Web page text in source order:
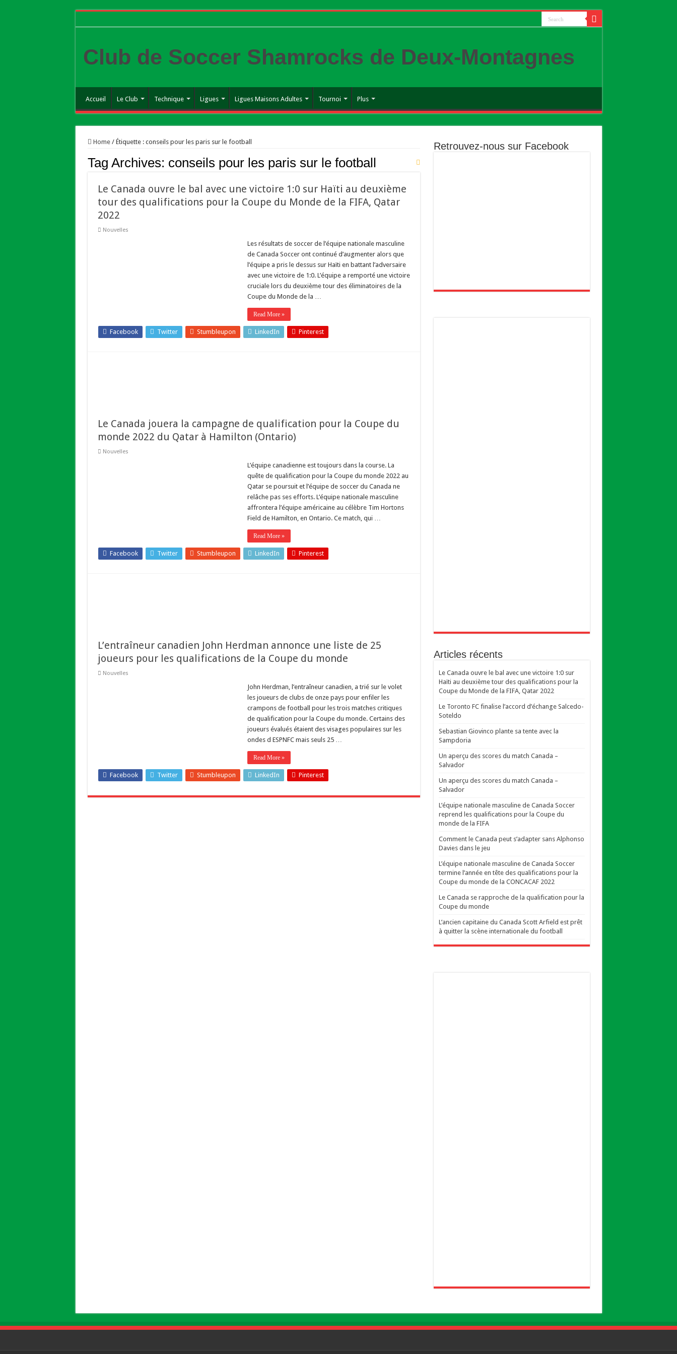
Club de Soccer Shamrocks de Deux-Montagnes
Accueil Le Club Technique Ligues Ligues Maisons Adultes Tournoi Plus
Home / Étiquette : conseils pour les paris sur le football
Tag Archives: conseils pour les paris sur le football
Le Canada ouvre le bal avec une victoire 1:0 sur Haïti au deuxième
tour des qualifications pour la Coupe du Monde de la FIFA, Qatar
2022
Nouvelles
Les résultats de soccer de l’équipe nationale masculine
de Canada Soccer ont continué d’augmenter alors que
l’équipe a pris le dessus sur Haïti en battant l’adversaire
avec une victoire de 1:0. L’équipe a remporté une victoire
cruciale lors du deuxième tour des éliminatoires de la
Coupe du Monde de la …
Read More »
Facebook Twitter Stumbleupon LinkedIn Pinterest
Le Canada jouera la campagne de qualification pour la Coupe du
monde 2022 du Qatar à Hamilton (Ontario)
Nouvelles
L’équipe canadienne est toujours dans la course. La
quête de qualification pour la Coupe du monde 2022 au
Qatar se poursuit et l’équipe de soccer du Canada ne
relâche pas ses efforts. L’équipe nationale masculine
affrontera l’équipe américaine au célèbre Tim Hortons
Field de Hamilton, en Ontario. Ce match, qui …
Read More »
Facebook Twitter Stumbleupon LinkedIn Pinterest
L’entraîneur canadien John Herdman annonce une liste de 25
joueurs pour les qualifications de la Coupe du monde
Nouvelles
John Herdman, l’entraîneur canadien, a trié sur le volet
les joueurs de clubs de onze pays pour enfiler les
crampons de football pour les trois matches critiques
de qualification pour la Coupe du monde. Certains des
joueurs évalués étaient des visages populaires sur les
ondes d ESPNFC mais seuls 25 …
Read More »
Facebook Twitter Stumbleupon LinkedIn Pinterest
Retrouvez-nous sur Facebook
Articles récents
Le Canada ouvre le bal avec une victoire 1:0 sur
Haïti au deuxième tour des qualifications pour la
Coupe du Monde de la FIFA, Qatar 2022
Le Toronto FC finalise l’accord d’échange Salcedo-
Soteldo
Sebastian Giovinco plante sa tente avec la
Sampdoria
Un aperçu des scores du match Canada –
Salvador
Un aperçu des scores du match Canada –
Salvador
L’équipe nationale masculine de Canada Soccer
reprend les qualifications pour la Coupe du
monde de la FIFA
Comment le Canada peut s’adapter sans Alphonso
Davies dans le jeu
L’équipe nationale masculine de Canada Soccer
termine l’année en tête des qualifications pour la
Coupe du monde de la CONCACAF 2022
Le Canada se rapproche de la qualification pour la
Coupe du monde
L’ancien capitaine du Canada Scott Arfield est prêt
à quitter la scène internationale du football